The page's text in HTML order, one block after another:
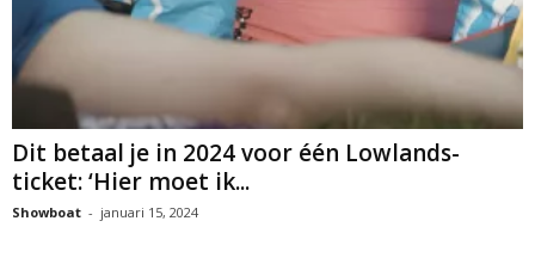
Dit betaal je in 2024 voor één Lowlands-
ticket: ‘Hier moet ik...
Showboat - januari 15, 2024